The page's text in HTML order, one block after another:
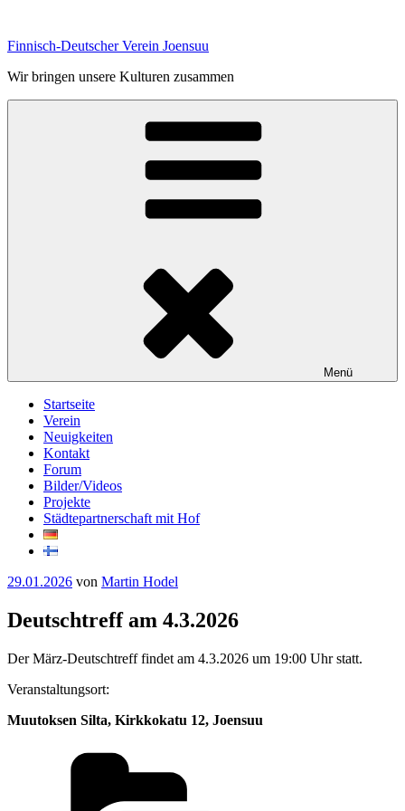
springen
Finnisch-Deutscher Verein Joensuu
Wir bringen unsere Kulturen zusammen
Menü
Startseite
Verein
Neuigkeiten
Kontakt
Forum
Bilder/Videos
Projekte
Städtepartnerschaft mit Hof
Veröffentlicht
29.01.2026 von Martin Hodel
Deutschtreff am 4.3.2026
Der März-Deutschtreff findet am 4.3.2026 um 19:00 Uhr statt.
Veranstaltungsort:
Muutoksen Silta, Kirkkokatu 12, Joensuu